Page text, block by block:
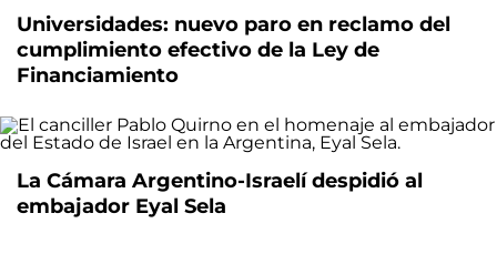
Universidades: nuevo paro en reclamo del
cumplimiento efectivo de la Ley de
Financiamiento
La Cámara Argentino-Israelí despidió al
embajador Eyal Sela